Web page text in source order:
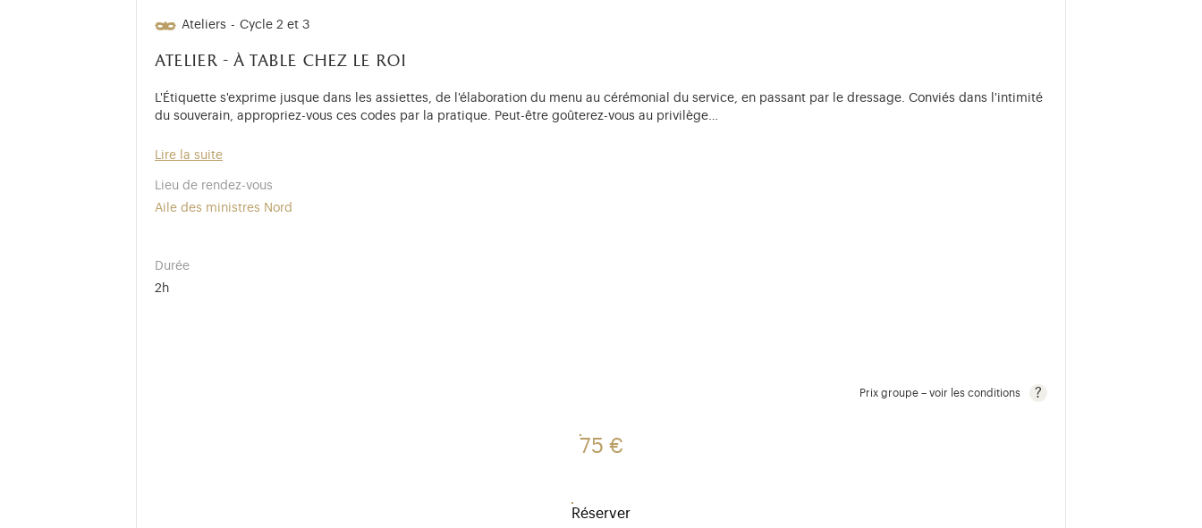
Ateliers - Cycle 2 et 3
atelier - à table chez le roi
L'Étiquette s'exprime jusque dans les assiettes, de l'élaboration du menu au cérémonial du service, en passant par le dressage. Conviés dans l'intimité
du souverain, appropriez-vous ces codes par la pratique. Peut-être goûterez-vous au privilège…
Lire la suite
Lieu de rendez-vous
Aile des ministres Nord
Durée
2h
Prix groupe – voir les conditions
75 €
Réserver